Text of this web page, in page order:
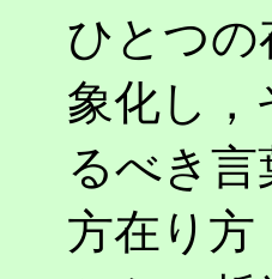
ひとつの
象化し，
るべき
方在り方